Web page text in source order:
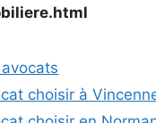
choisir à